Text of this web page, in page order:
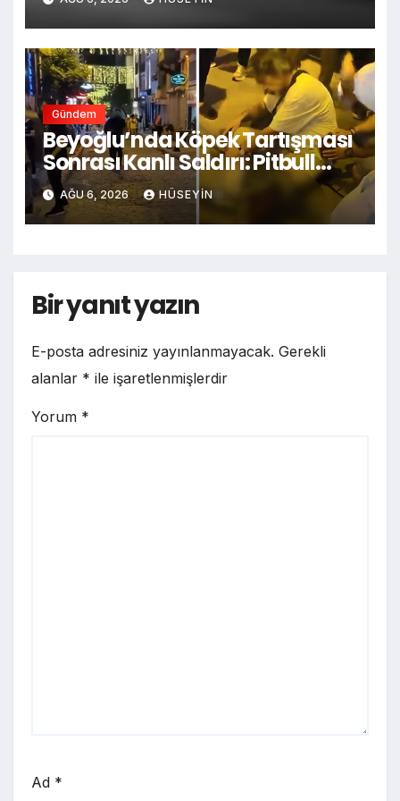
Gündem
Beyoğlu’nda Köpek Tartışması
Sonrası Kanlı Saldırı: Pitbull
Sahibini Bıçakladı, Şüpheli
Tutuklandı
AĞU 6, 2026 HÜSEYIN
Bir yanıt yazın
E-posta adresiniz yayınlanmayacak. Gerekli
alanlar * ile işaretlenmişlerdir
Yorum *
Ad *